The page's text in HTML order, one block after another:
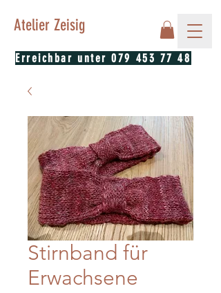
Erreichbar unter079 453 77 48
Atelier Zeisig
Stirnband für
Erwachsene